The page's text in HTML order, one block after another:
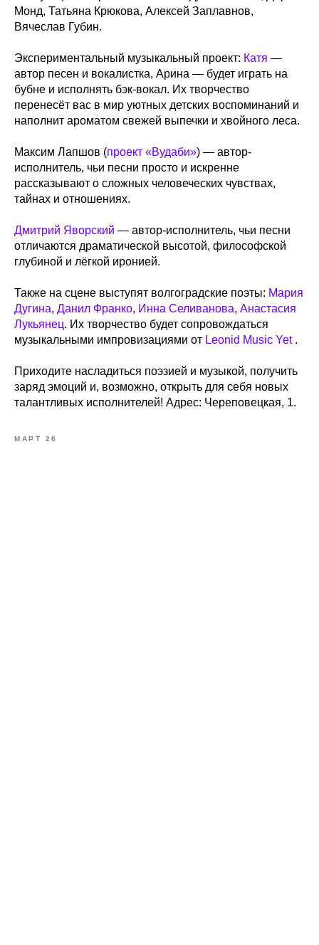
Монд, Татьяна Крюкова, Алексей Заплавнов,
Вячеслав Губин.
Экспериментальный музыкальный проект: Катя —
автор песен и вокалистка, Арина — будет играть на
бубне и исполнять бэк-вокал. Их творчество
перенесёт вас в мир уютных детских воспоминаний и
наполнит ароматом свежей выпечки и хвойного леса.
Максим Лапшов (проект «Вудаби») — автор-
исполнитель, чьи песни просто и искренне
рассказывают о сложных человеческих чувствах,
тайнах и отношениях.
Дмитрий Яворский — автор-исполнитель, чьи песни
отличаются драматической высотой, философской
глубиной и лёгкой иронией.
Также на сцене выступят волгоградские поэты: Мария
Дугина, Данил Франко, Инна Селиванова, Анастасия
Лукьянец. Их творчество будет сопровождаться
музыкальными импровизациями от Leonid Music Yet.
Приходите насладиться поэзией и музыкой, получить
заряд эмоций и, возможно, открыть для себя новых
талантливых исполнителей! Адрес: Череповецкая, 1.
МАРТ 26